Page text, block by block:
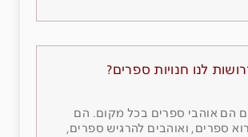
לנו חנויות ספרים?
הם אוהבי ספרים בכל מקום. הם
ספרים, ואוהבים להרגיש ספרים,